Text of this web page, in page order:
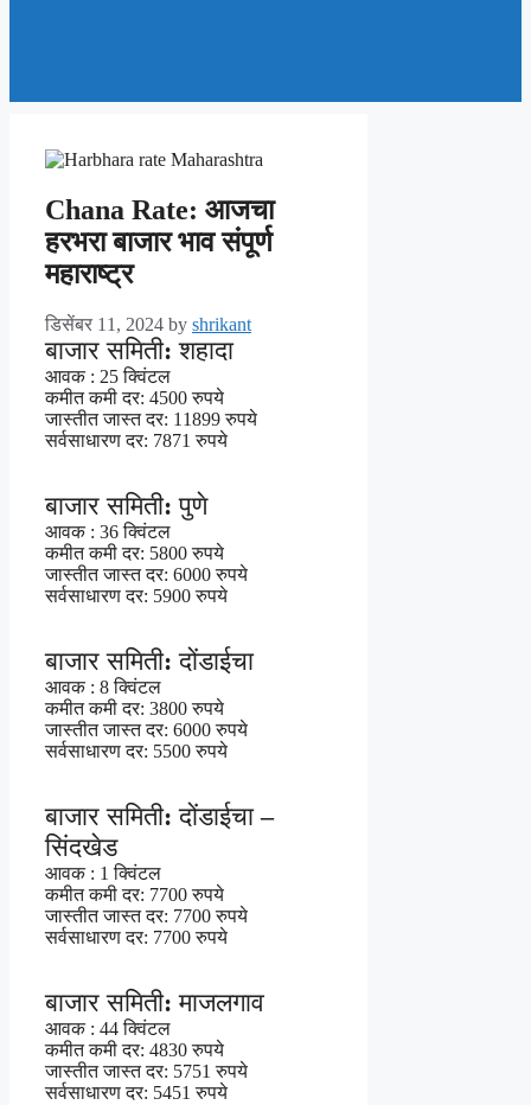
Chana Rate: आजचा
हरभरा बाजार भाव संपूर्ण
महाराष्ट्र
डिसेंबर 11, 2024 by shrikant
बाजार समिती: शहादा
आवक : 25 क्विंटल
कमीत कमी दर: 4500 रुपये
जास्तीत जास्त दर: 11899 रुपये
सर्वसाधारण दर: 7871 रुपये
बाजार समिती: पुणे
आवक : 36 क्विंटल
कमीत कमी दर: 5800 रुपये
जास्तीत जास्त दर: 6000 रुपये
सर्वसाधारण दर: 5900 रुपये
बाजार समिती: दोंडाईचा
आवक : 8 क्विंटल
कमीत कमी दर: 3800 रुपये
जास्तीत जास्त दर: 6000 रुपये
सर्वसाधारण दर: 5500 रुपये
बाजार समिती: दोंडाईचा –
सिंदखेड
आवक : 1 क्विंटल
कमीत कमी दर: 7700 रुपये
जास्तीत जास्त दर: 7700 रुपये
सर्वसाधारण दर: 7700 रुपये
बाजार समिती: माजलगाव
आवक : 44 क्विंटल
कमीत कमी दर: 4830 रुपये
जास्तीत जास्त दर: 5751 रुपये
सर्वसाधारण दर: 5451 रुपये